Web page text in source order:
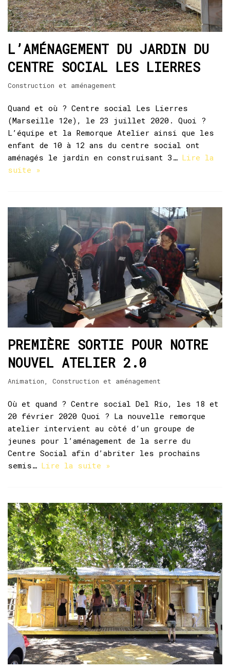
L’AMÉNAGEMENT DU JARDIN DU
CENTRE SOCIAL LES LIERRES
Construction et aménagement
Quand et où ? Centre social Les Lierres
(Marseille 12e), le 23 juillet 2020. Quoi ?
L’équipe et la Remorque Atelier ainsi que les
enfant de 10 à 12 ans du centre social ont
aménagés le jardin en construisant 3… Lire la
suite »
PREMIÈRE SORTIE POUR NOTRE
NOUVEL ATELIER 2.0
Animation Construction et aménagement
Où et quand ? Centre social Del Rio, les 18 et
20 février 2020 Quoi ? La nouvelle remorque
atelier intervient au côté d’un groupe de
jeunes pour l’aménagement de la serre du
Centre Social afin d’abriter les prochains
semis… Lire la suite »